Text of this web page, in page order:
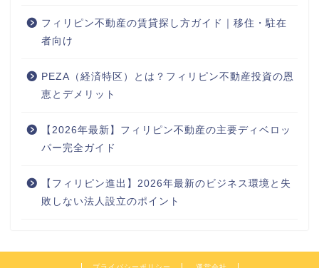
フィリピン不動産の賃貸探し方ガイド｜移住・駐在
者向け
PEZA（経済特区）とは？フィリピン不動産投資の恩
恵とデメリット
【2026年最新】フィリピン不動産の主要ディベロッ
パー完全ガイド
【フィリピン進出】2026年最新のビジネス環境と失
敗しない法人設立のポイント